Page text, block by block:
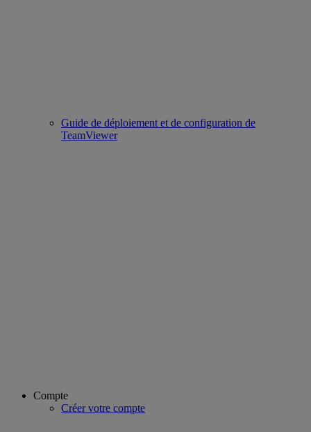
Guide de déploiement et de configuration de
TeamViewer
Compte
Créer votre compte